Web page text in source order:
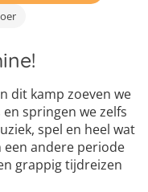
dit kamp zoeven we
springen we zelfs
spel en heel wat
een andere periode
grappig tijdreizen